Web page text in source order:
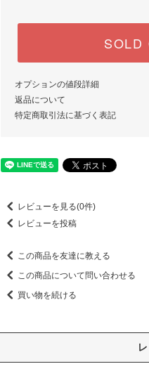
SOLD
オプションの値段詳細
返品について
特定商取引法に基づく表記
レビューを見る(0件)
レビューを投稿
この商品を友達に教える
この商品について問い合わせる
買い物を続ける